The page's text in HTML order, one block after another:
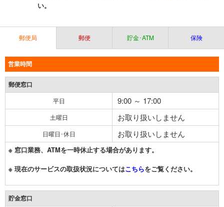
い。
郵便局 郵便 貯金･ATM 保険
営業時間
郵便窓口
平日 9:00 ～ 17:00
土曜日 お取り扱いしません
日曜日･休日 お取り扱いしません
※ 窓口業務、ATMを一時休止する場合があります。
※ 現在のサービスの取扱状況についてはこちらをご覧ください。
貯金窓口